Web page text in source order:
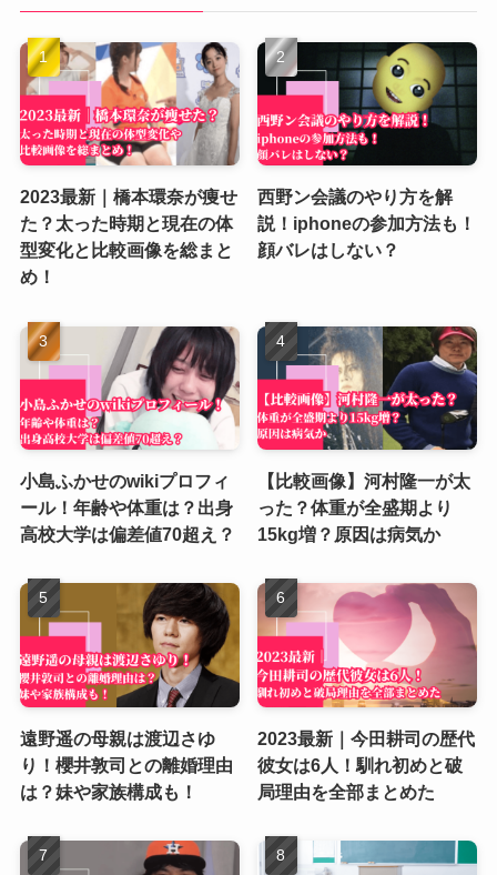
2023最新｜橋本環奈が痩せ
た？太った時期と現在の体
型変化と比較画像を総まと
め！
西野ン会議のやり方を解
説！iphoneの参加方法も！
顔バレはしない？
小島ふかせのwikiプロフィ
ール！年齢や体重は？出身
高校大学は偏差値70超え？
【比較画像】河村隆一が太
った？体重が全盛期より
15kg増？原因は病気か
遠野遥の母親は渡辺さゆ
り！櫻井敦司との離婚理由
は？妹や家族構成も！
2023最新｜今田耕司の歴代
彼女は6人！馴れ初めと破
局理由を全部まとめた